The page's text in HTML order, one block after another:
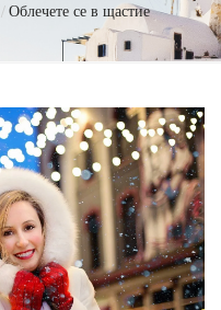
Облечете се в щастие